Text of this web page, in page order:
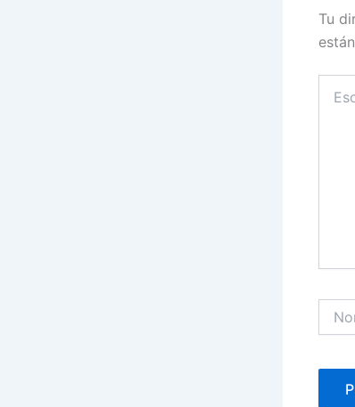
Tu
aquí...